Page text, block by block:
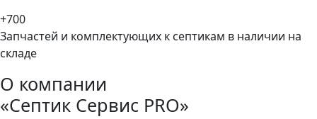
+700
Запчастей и комплектующих к септикам в наличии на
складе
О компании
«Септик Сервис PRO»